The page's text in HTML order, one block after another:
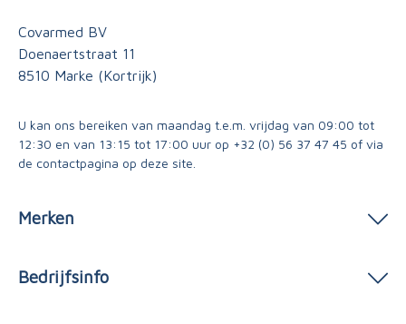
Covarmed BV
Doenaertstraat 11
8510 Marke (Kortrijk)
U kan ons bereiken van maandag t.e.m. vrijdag van 09:00 tot
12:30 en van 13:15 tot 17:00 uur op +32 (0) 56 37 47 45 of via
de contactpagina op deze site.
Merken
Bedrijfsinfo